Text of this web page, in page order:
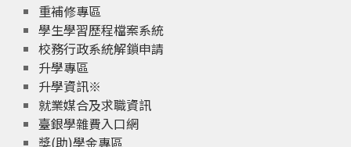
重補修專區
學生學習歷程檔案系統
校務行政系統解鎖申請
升學專區
升學資訊※
就業媒合及求職資訊
臺銀學雜費入口網
獎(助)學金專區